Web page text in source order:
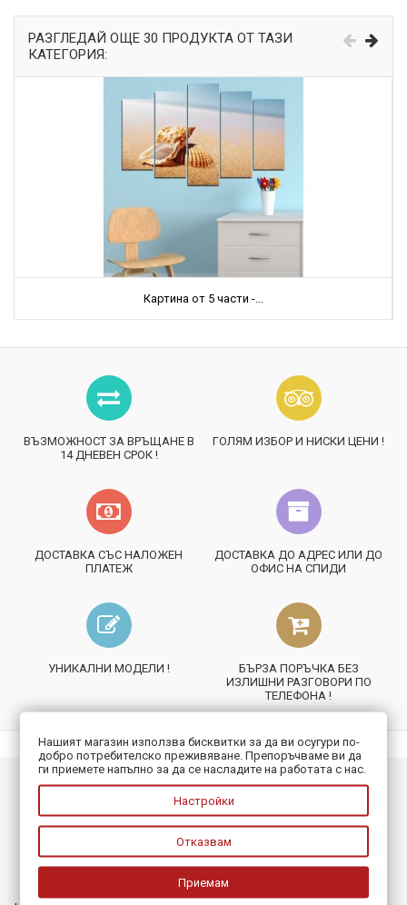
РАЗГЛЕДАЙ ОЩЕ 30 ПРОДУКТА ОТ ТАЗИ
КАТЕГОРИЯ:
Картина от 5 части -...
ВЪЗМОЖНОСТ ЗА ВРЪЩАНЕ В
14 ДНЕВЕН СРОК !
ГОЛЯМ ИЗБОР И НИСКИ ЦЕНИ !
ДОСТАВКА СЪС НАЛОЖЕН
ПЛАТЕЖ
ДОСТАВКА ДО АДРЕС ИЛИ ДО
ОФИС НА СПИДИ
УНИКАЛНИ МОДЕЛИ !
БЪРЗА ПОРЪЧКА БЕЗ
ИЗЛИШНИ РАЗГОВОРИ ПО
ТЕЛЕФОНА !
ИНФОРМАЦИЯ
ПОЛЕЗНО
Нашият магазин използва бисквитки за да ви осугури по-
добро потребителско преживяване. Препоръчваме ви да
ги приемете напълно за да се насладите на работата с нас.
Настройки
Отказвам
Приемам